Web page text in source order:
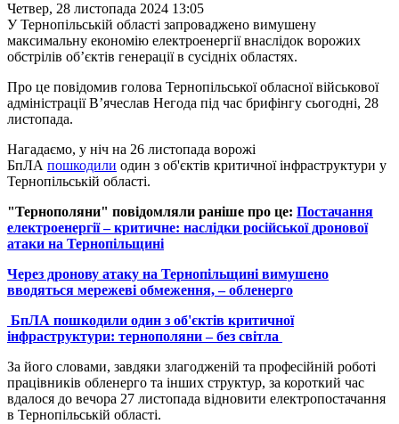
Четвер, 28 листопада 2024 13:05
У Тернопільській області запроваджено вимушену
максимальну економію електроенергії внаслідок ворожих
обстрілів об’єктів генерації в сусідніх областях.
Про це повідомив голова Тернопільської обласної військової
адміністрації В’ячеслав Негода під час брифінгу сьогодні, 28
листопада.
Нагадаємо, у ніч на 26 листопада ворожі
БпЛА пошкодили один з об'єктів критичної інфраструктури у
Тернопільській області.
"Тернополяни" повідомляли раніше про це: Постачання
електроенергії – критичне: наслідки російської дронової
атаки на Тернопільщині
Через дронову атаку на Тернопільщині вимушено
вводяться мережеві обмеження, – обленерго
БпЛА пошкодили один з об'єктів критичної
інфраструктури: тернополяни – без світла
За його словами, завдяки злагодженій та професійній роботі
працівників обленерго та інших структур, за короткий час
вдалося до вечора 27 листопада відновити електропостачання
в Тернопільській області.